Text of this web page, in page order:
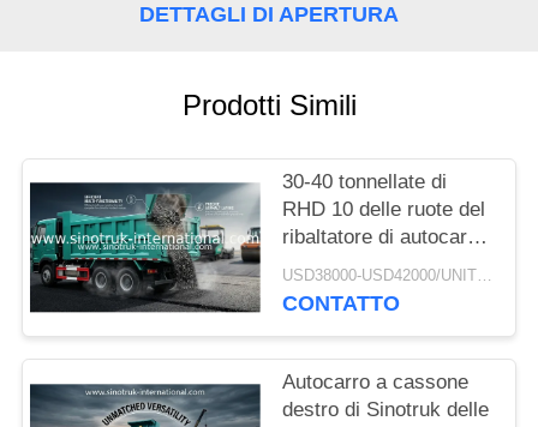
SULLA
PRIVACY
DETTAGLI DI APERTURA
Prodotti Simili
30-40 tonnellate di
RHD 10 delle ruote del
ribaltatore di autocarro
con cassone ribaltabile
SINOTRUK HOWO A7
USD38000-USD42000/UNIT)negotiation MOQ:1 UNITÀ
CONTATTO
Autocarro a cassone
destro di Sinotruk delle